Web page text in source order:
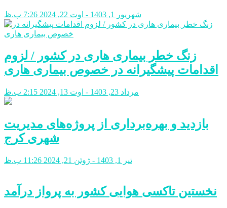
شهریور 1, 1403 - اوت 22, 2024 7:26 ب.ظ
زنگ خطر بیماری هاری در کشور / لزوم
اقدامات پیشگیرانه در خصوص بیماری هاری
مرداد 23, 1403 - اوت 13, 2024 2:15 ب.ظ
بازدید و بهره‌برداری از پروژه‌های مدیریت
شهری کرج
تیر 1, 1403 - ژوئن 21, 2024 11:26 ب.ظ
نخستین تاکسی هوایی کشور به پرواز درآمد